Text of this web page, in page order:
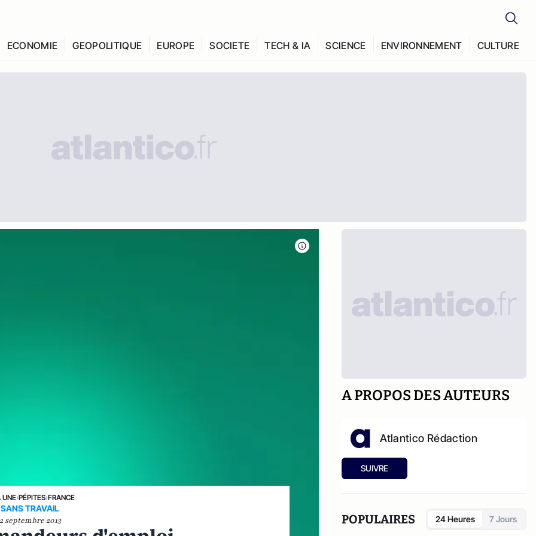
ECONOMIE GEOPOLITIQUE EUROPE SOCIETE TECH & IA SCIENCE ENVIRONNEMENT CULTURE
UNE›PÉPITES›FRANCE
SANS TRAVAIL
septembre 2013
A PROPOS DES AUTEURS
Atlantico Rédaction
SUIVRE
POPULAIRES 24 Heures 7 Jours